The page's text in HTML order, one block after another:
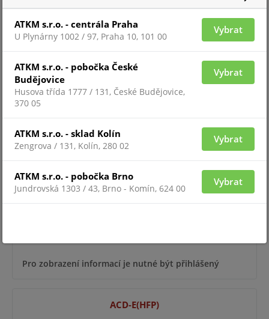
Pro zobrazení informací je nutné být přihlášený
Pro zobrazení informací je nutné být přihlášený
ACD-E(HFP)
ATKM s.r.o. - centrála Praha
U Plynárny 1002 / 97, Praha 10, 101 00
Vybrat
ATKM s.r.o. - pobočka České
Budějovice
Husova třída 1777 / 131, České Budějovice,
370 05
Vybrat
ATKM s.r.o. - sklad Kolín
Zengrova / 131, Kolín, 280 02
Vybrat
ATKM s.r.o. - pobočka Brno
Jundrovská 1303 / 43, Brno - Komín, 624 00
Vybrat